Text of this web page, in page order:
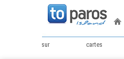
sur cartes